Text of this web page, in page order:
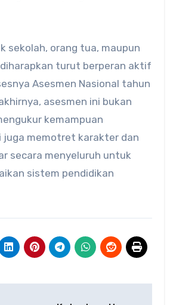
sekolah, orang tua, maupun
turut berperan aktif
Asesmen Nasional tahun
asesmen ini bukan
kemampuan
juga memotret karakter dan
secara menyeluruh untuk
sistem pendidikan